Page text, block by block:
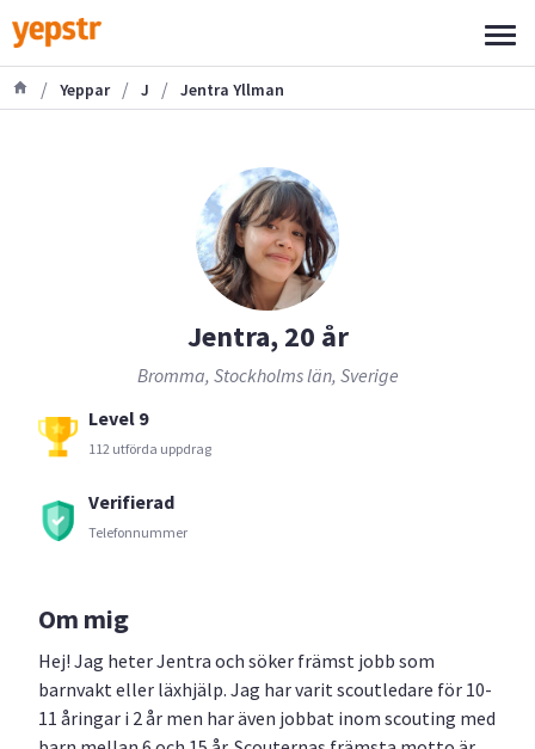
/ Yeppar / J / Jentra Yllman
Jentra, 20 år
Bromma, Stockholms län, Sverige
Level 9
112 utförda uppdrag
Verifierad
Telefonnummer
Om mig
Hej! Jag heter Jentra och söker främst jobb som
barnvakt eller läxhjälp. Jag har varit scoutledare för 10-
11 åringar i 2 år men har även jobbat inom scouting med